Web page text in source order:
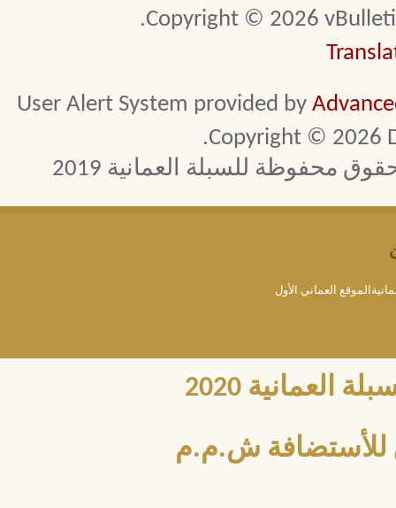
Copyright © 2026
User Alert System provided by
Copyright © 2026
محفوظة للسبلة العمانية 2019
العماني الأول
2020
للأستضافة ش.م.م